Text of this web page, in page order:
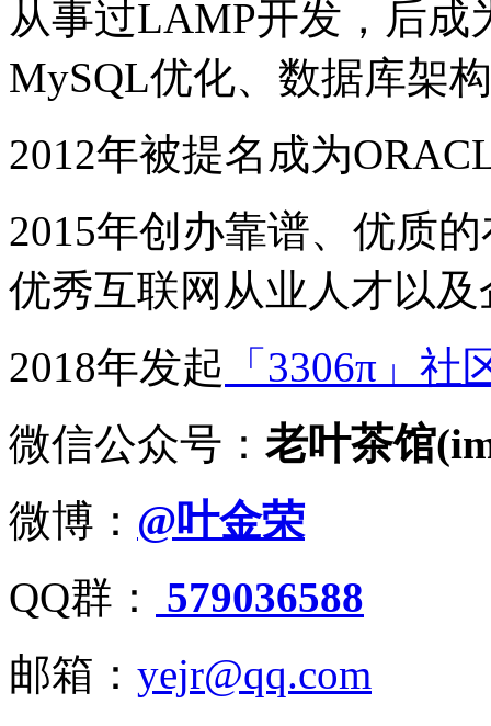
从事过LAMP开发，后成
MySQL优化、数据库架
2012年被提名成为
2015年创办靠谱、优质
优秀互联网从业人才以
2018年发起 「3306π」社
微信公众号： 老叶茶馆
微博： @叶金荣
QQ群：
579036588
邮箱： yejr@qq.com